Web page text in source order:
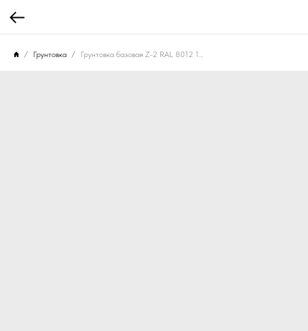
Грунтовка Грунтовка базовая Z-2 RAL 8012 1500